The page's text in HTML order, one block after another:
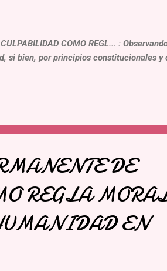
COMO REGL... :
si bien, por principios constitucionales y
DE
REGLA
EN